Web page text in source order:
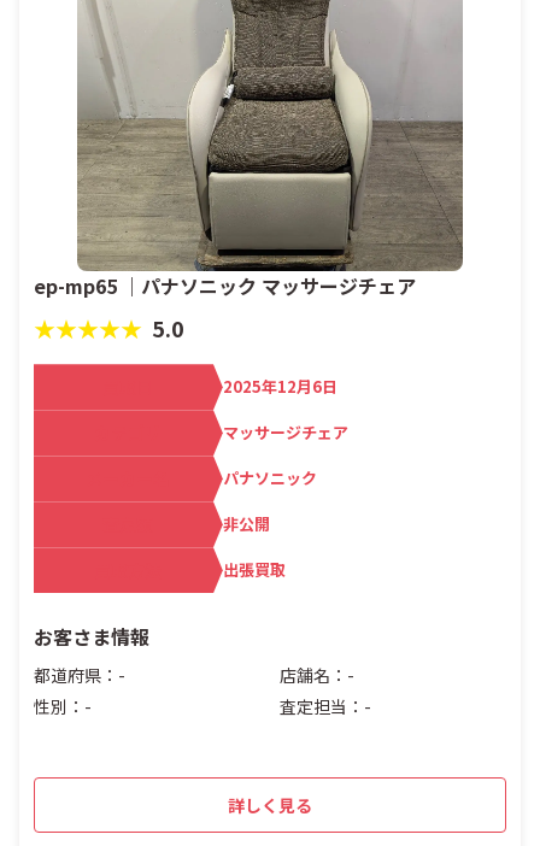
ep-mp65 ｜パナソニック マッサージチェア
★★★★★ 5.0
2025年12月6日
マッサージチェア
パナソニック
非公開
出張買取
お客さま情報
都道府県：-
店舗名：-
性別：-
査定担当：-
詳しく見る